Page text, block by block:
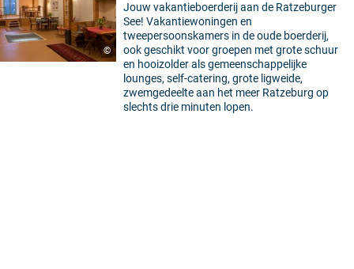
©
Jouw vakantieboerderij aan de Ratzeburger
See! Vakantiewoningen en
tweepersoonskamers in de oude boerderij,
ook geschikt voor groepen met grote schuur
en hooizolder als gemeenschappelijke
lounges, self-catering, grote ligweide,
zwemgedeelte aan het meer Ratzeburg op
slechts drie minuten lopen.